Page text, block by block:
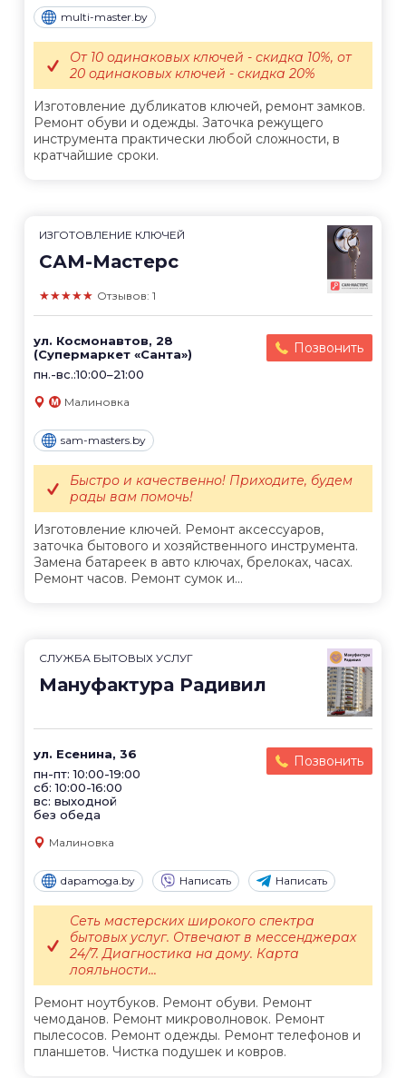
multi-master.by
Изготовление дубликатов ключей, ремонт замков.
Ремонт обуви и одежды. Заточка режущего
инструмента практически любой сложности, в
кратчайшие сроки.
От 10 одинаковых ключей - скидка 10%, от
20 одинаковых ключей - скидка 20%
ИЗГОТОВЛЕНИЕ КЛЮЧЕЙ
САМ-Мастерс
★★★★★ Отзывов: 1
ул. Космонавтов, 28
(Супермаркет «Санта»)
пн.-вс.:10:00–21:00
Позвонить
Малиновка
sam-masters.by
Изготовление ключей. Ремонт аксессуаров,
заточка бытового и хозяйственного инструмента.
Замена батареек в авто ключах, брелоках, часах.
Ремонт часов. Ремонт сумок и...
Быстро и качественно! Приходите, будем
рады вам помочь!
СЛУЖБА БЫТОВЫХ УСЛУГ
Мануфактура Радивил
ул. Есенина, 36
пн-пт: 10:00-19:00
сб: 10:00-16:00
вс: выходной
без обеда
Позвонить
Малиновка
dapamoga.by Написать Написать
Ремонт ноутбуков. Ремонт обуви. Ремонт
чемоданов. Ремонт микроволновок. Ремонт
пылесосов. Ремонт одежды. Ремонт телефонов и
планшетов. Чистка подушек и ковров.
Сеть мастерских широкого спектра
бытовых услуг. Отвечают в мессенджерах
24/7. Диагностика на дому. Карта
лояльности...